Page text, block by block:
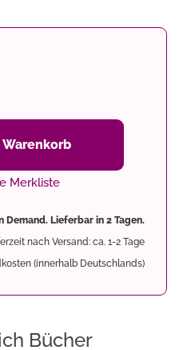
Merkliste
Demand. Lieferbar in 2 Tagen.
nach Versand: ca. 1-2 Tage
(innerhalb Deutschlands)
Bücher